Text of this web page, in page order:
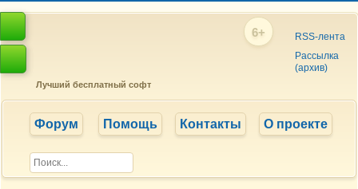
6+
RSS-лента
Рассылка
(архив)
Лучший бесплатный софт
Форум Помощь Контакты О проекте